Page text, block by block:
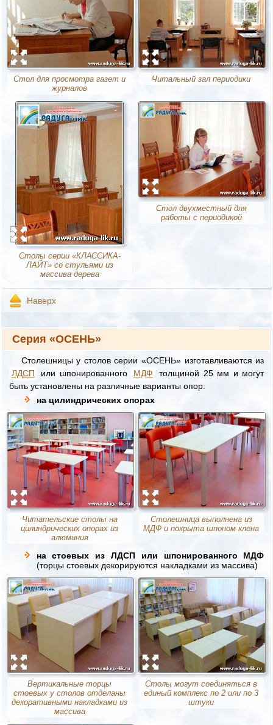
Стол для просмотра газет и
журналов
Читальный зал периодики
Столы серии «КЛАССИКА-
ЛАЙТ» со стульями из
массива дерева
Стол двухместный для
работы с периодикой
Наверх
Серия «ОСЕНЬ»
Столешницы у столов серии «ОСЕНЬ» изготавливаются из
ЛДСП
или шпонированного МДФ
толщиной 25 мм и могут
быть установлены на различные варианты опор:
на цилиндрических опорах
Читательские столы на
цилиндрических опорах из
алюминия
Столешница выполнена из
МДФ и покрыта шпоном клена
на стоевых из ЛДСП или шпонированного МДФ
(торцы стоевых декорируются накладками из массива)
Вертикальные торцы
стоевых у столов отделаны
декоративными накладками из
массива
Столы могут соединяться в
единый комплекс по 2 или по 3
штуки